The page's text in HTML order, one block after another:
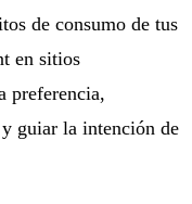
de consumo de tus
en sitios
preferencia,
guiar la intención de